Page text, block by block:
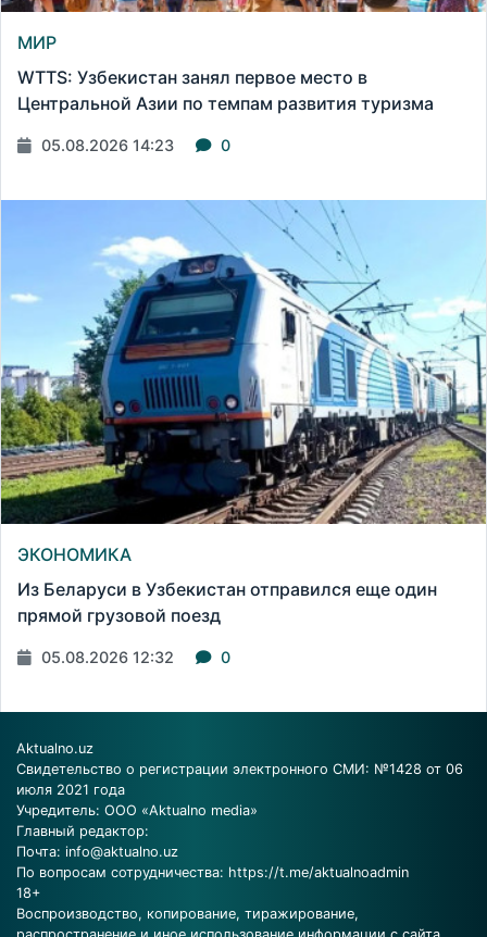
МИР
WTTS: Узбекистан занял первое место в
Центральной Азии по темпам развития туризма
05.08.2026 14:23 0
ЭКОНОМИКА
Из Беларуси в Узбекистан отправился еще один
прямой грузовой поезд
05.08.2026 12:32 0
Aktualno.uz
Свидетельство о регистрации электронного СМИ: №1428 от 06
июля 2021 года
Учредитель: ООО «Aktualno media»
Главный редактор:
Почта: info@aktualno.uz
По вопросам сотрудничества: https://t.me/aktualnoadmin
18+
Воспроизводство, копирование, тиражирование,